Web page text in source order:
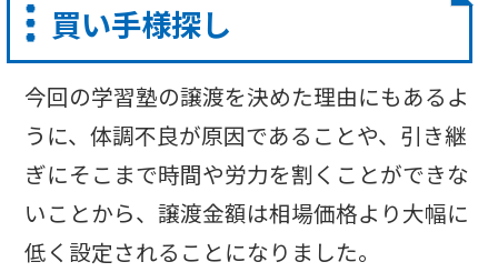
買い手様探し
今回の学習塾の譲渡を決めた理由にもあるよ
うに、体調不良が原因であることや、引き継
ぎにそこまで時間や労力を割くことができな
いことから、譲渡金額は相場価格より大幅に
低く設定されることになりました。